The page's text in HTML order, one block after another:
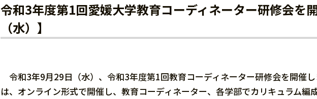
令和3年度第1回愛媛大学教育コーディネーター研修会を
（水）】
令和3年9月29日（水）、令和3年度第1回教育コーディネーター研修会を開催
は、オンライン形式で開催し、教育コーディネーター、各学部でカリキュラム編